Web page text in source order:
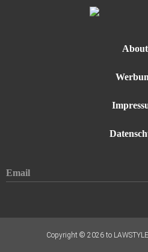
About
Copyright © 2026 to